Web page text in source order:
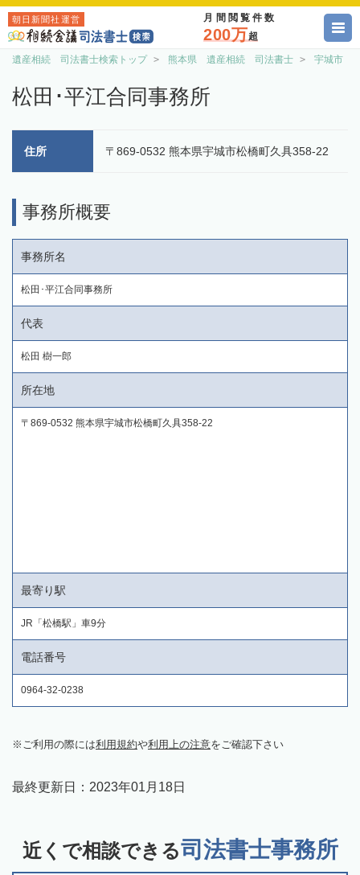
朝日新聞社運営 月間閲覧件数
200万超
遺産相続 司法書士検索トップ 熊本県 遺産相続 司法書士 宇城市
松田･平江合同事務所
住所 〒869-0532 熊本県宇城市松橋町久具358-22
事務所概要
事務所名
松田･平江合同事務所
代表
松田 樹一郎
所在地
〒869-0532 熊本県宇城市松橋町久具358-22
最寄り駅
JR「松橋駅」車9分
電話番号
0964-32-0238
ご利用の際には利用規約や利用上の注意をご確認下さい
最終更新日： 2023年01月18日
近くで相談できる司法書士事務所